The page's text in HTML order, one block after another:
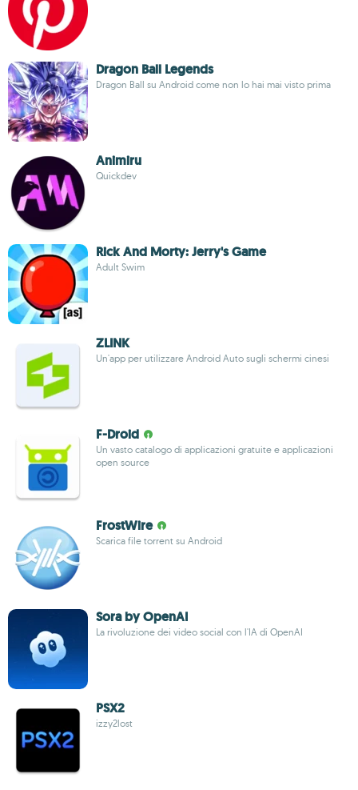
Dragon Ball Legends
Dragon Ball su Android come non lo hai mai visto prima
Animiru
Quickdev
Rick And Morty: Jerry's Game
Adult Swim
ZLINK
Un'app per utilizzare Android Auto sugli schermi cinesi
F-Droid
Un vasto catalogo di applicazioni gratuite e applicazioni
open source
FrostWire
Scarica file torrent su Android
Sora by OpenAI
La rivoluzione dei video social con l'IA di OpenAI
PSX2
izzy2lost